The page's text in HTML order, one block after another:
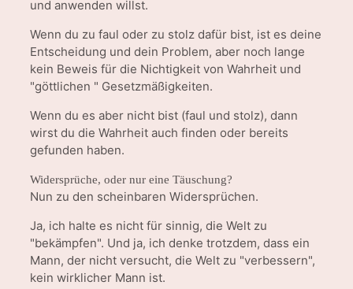
und anwenden willst.
Wenn du zu faul oder zu stolz dafür bist, ist es deine
Entscheidung und dein Problem, aber noch lange
kein Beweis für die Nichtigkeit von Wahrheit und
"göttlichen " Gesetzmäßigkeiten.
Wenn du es aber nicht bist (faul und stolz), dann
wirst du die Wahrheit auch finden oder bereits
gefunden haben.
Widersprüche, oder nur eine Täuschung?
Nun zu den scheinbaren Widersprüchen.
Ja, ich halte es nicht für sinnig, die Welt zu
"bekämpfen". Und ja, ich denke trotzdem, dass ein
Mann, der nicht versucht, die Welt zu "verbessern",
kein wirklicher Mann ist.